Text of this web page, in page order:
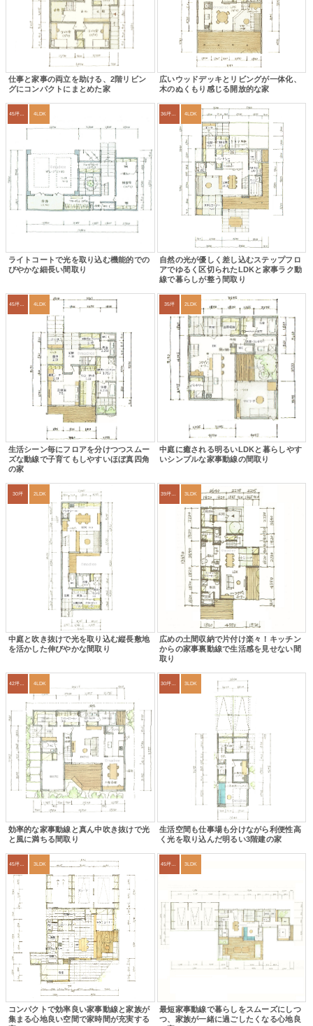
仕事と家事の両立を助ける、2階リビン
グにコンパクトにまとめた家
広いウッドデッキとリビングが一体化、
木のぬくもり感じる開放的な家
45坪～49坪 4LDK
ライトコートで光を取り込む機能的での
びやかな細長い間取り
36坪～39坪 4LDK
自然の光が優しく差し込むステップフロ
アでゆるく区切られたLDKと家事ラク動
線で暮らしが整う間取り
4LDK
生活シーン毎にフロアを分けつつスムー
ズな動線で子育てもしやすいほぼ真四角
の家
35坪 2LDK
中庭に癒される明るいLDKと暮らしやす
いシンプルな家事動線の間取り
30坪 2LDK
中庭と吹き抜けで光を取り込む縦長敷地
を活かした伸びやかな間取り
39坪～42坪 3LDK
広めの土間収納で片付け楽々！キッチン
からの家事裏動線で生活感を見せない間
取り
42坪～45坪 4LDK
効率的な家事動線と真ん中吹き抜けで光
と風に満ちる間取り
30坪～33坪 3LDK
生活空間も仕事場も分けながら利便性高
く光を取り込んだ明るい3階建の家
3LDK
コンパクトで効率良い家事動線と家族が
集まる心地良い空間で家時間が充実する
45坪～49坪 3LDK
最短家事動線で暮らしをスムーズにしつ
つ、家族が一緒に過ごしたくなる心地良